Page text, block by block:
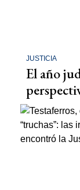
JUSTICIA
El año